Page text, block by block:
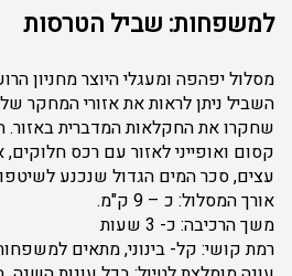
למשפחות: שביל הטרסות
מסלול יפהפה ומעגלי היוצר מחניון
השביל ניתן לראות את אזורי המחקר
שחקרו את החקלאות המדברית באזור.
קסום ואופייני לאזור עם רכס
עצים, סכר המים הגדול שנכנע
אורך המסלול: כ – 9 ק"מ.
משך הרכיבה: כ- 3 שעות
רמת קושי: קל- בינוני, מתאים